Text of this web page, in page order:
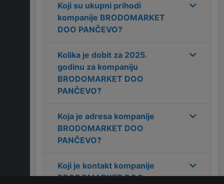
Koji su ukupni prihodi
kompanije BRODOMARKET
DOO PANČEVO?
Kolika je dobit za 2025.
godinu za kompaniju
BRODOMARKET DOO
PANČEVO?
Koja je adresa kompanije
BRODOMARKET DOO
PANČEVO?
Koji je kontakt kompanije
BRODOMARKET DOO